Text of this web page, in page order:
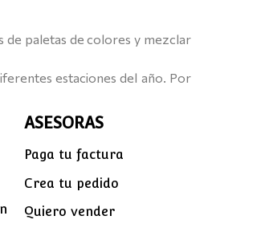
de paletas de colores y mezclar
estaciones del año. Por
ASESORAS
Paga tu factura
Crea tu pedido
Quiero vender